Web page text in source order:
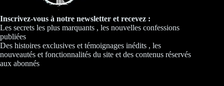
Inscrivez-vous à notre newsletter et recevez :
Les secrets les plus marquants , les nouvelles confessions
publiées
Des histoires exclusives et témoignages inédits , les
nouveautés et fonctionnalités du site et des contenus réservés
aux abonnés